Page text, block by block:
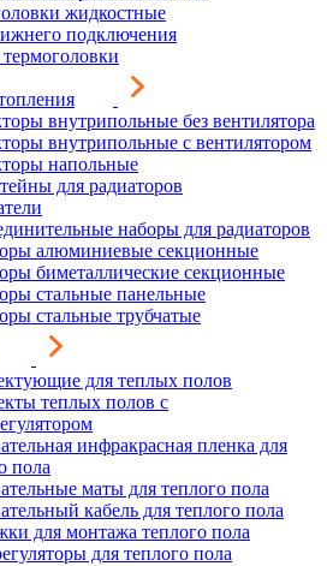
жидкостные
подключения
внутрипольные без вентилятора
внутрипольные с вентилятором
напольные
для радиаторов
наборы для радиаторов
алюминиевые секционные
биметаллические секционные
стальные панельные
стальные трубчатые
для теплых полов
теплых полов с
инфракрасная пленка для
пола
маты для теплого пола
кабель для теплого пола
для монтажа теплого пола
для теплого пола